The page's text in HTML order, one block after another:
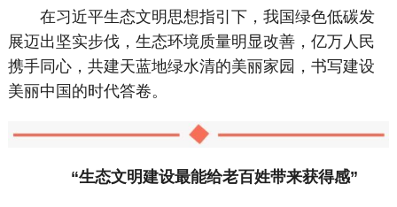
在习近平生态文明思想指引下，我国绿色低碳发
展迈出坚实步伐，生态环境质量明显改善，亿万人民
携手同心，共建天蓝地绿水清的美丽家园，书写建设
美丽中国的时代答卷。
“生态文明建设最能给老百姓带来获得感”